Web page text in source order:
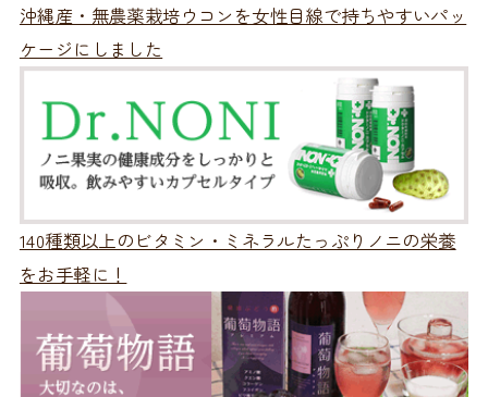
沖縄産・無農薬栽培ウコンを女性目線で持ちやすいパッ
ケージにしました
140種類以上のビタミン・ミネラルたっぷりノニの栄養
をお手軽に！